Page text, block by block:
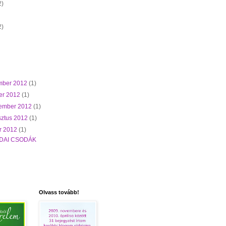
2012(1)
2012(1)
2012(1)
2012(1)
2012(1)
CSODÁK
Olvass tovább!